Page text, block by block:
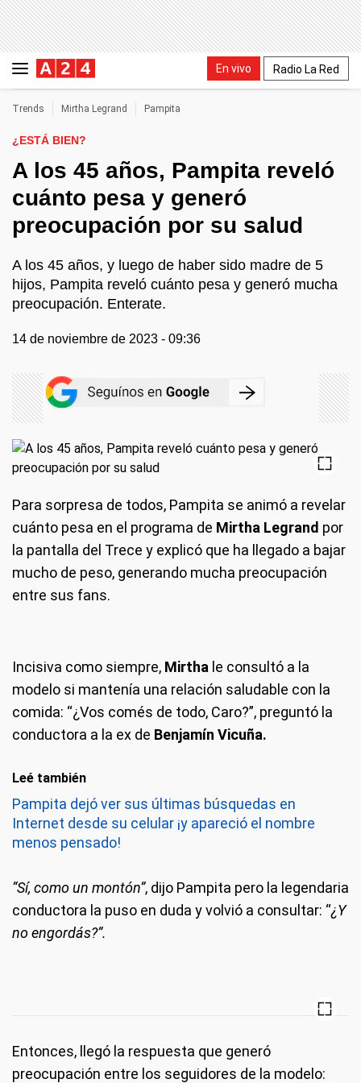
En vivo Radio La Red
Trends Mirtha Legrand Pampita
¿ESTÁ BIEN?
A los 45 años, Pampita reveló
cuánto pesa y generó
preocupación por su salud
A los 45 años, y luego de haber sido madre de 5
hijos, Pampita reveló cuánto pesa y generó mucha
preocupación. Enterate.
14 de noviembre de 2023 - 09:36
Para sorpresa de todos, Pampita se animó a revelar
cuánto pesa en el programa de Mirtha Legrand por
la pantalla del Trece y explicó que ha llegado a bajar
mucho de peso, generando mucha preocupación
entre sus fans.
Incisiva como siempre, Mirtha le consultó a la
modelo si mantenía una relación saludable con la
comida: “¿Vos comés de todo, Caro?”, preguntó la
conductora a la ex de Benjamín Vicuña.
Leé también
Pampita dejó ver sus últimas búsquedas en
Internet desde su celular ¡y apareció el nombre
menos pensado!
“Sí, como un montón”, dijo Pampita pero la legendaria
conductora la puso en duda y volvió a consultar: “¿Y
no engordás?”.
Entonces, llegó la respuesta que generó
preocupación entre los seguidores de la modelo: